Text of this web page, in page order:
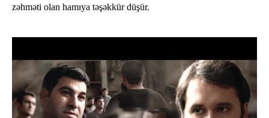
zəhməti olan hamıya təşəkkür düşür.